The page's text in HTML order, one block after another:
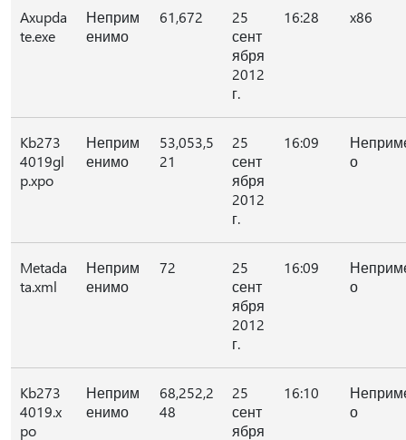
Axupda
te.exe
Неприм
енимо
61,672
25
сент
ября
2012
г.
16:28 x86
Kb273
4019gl
p.xpo
Неприм
енимо
53,053,5
21
25
сент
ября
2012
г.
16:09
о
Metada
ta.xml
Неприм
енимо
72
25
сент
ября
2012
г.
16:09
о
Kb273
4019.x
po
Неприм
енимо
68,252,2
48
25
сент
ября
16:10
о